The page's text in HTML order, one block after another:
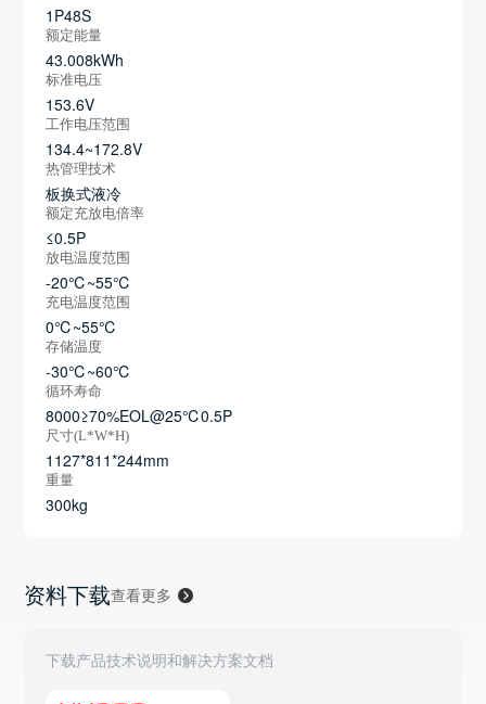
1P48S
额定能量
43.008kWh
标准电压
153.6V
工作电压范围
134.4~172.8V
热管理技术
板换式液冷
额定充放电倍率
≤0.5P
放电温度范围
-20℃~55℃
充电温度范围
0℃~55℃
存储温度
-30℃~60℃
循环寿命
8000≥70%EOL@25℃0.5P
尺寸(L*W*H)
1127*811*244mm
重量
300kg
资料下载查看更多
下载产品技术说明和解决方案文档